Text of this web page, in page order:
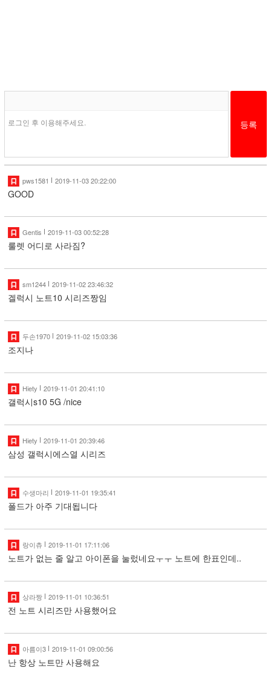
로그인 후 이용해주세요.
pws1581 2019-11-03 20:22:00
GOOD
Gentis 2019-11-03 00:52:28
룰렛 어디로 사라짐?
sm1244 2019-11-02 23:46:32
겔럭시 노트10 시리즈짱임
두손1970 2019-11-02 15:03:36
조지나
Hiety 2019-11-01 20:41:10
갤럭시s10 5G /nice
Hiety 2019-11-01 20:39:46
삼성 갤럭시에스열 시리즈
수생마리 2019-11-01 19:35:41
폴드가 아주 기대됩니다
랑이츄 2019-11-01 17:11:06
노트가 없는 줄 알고 아이폰을 눌렀네요ㅜㅜ 노트에 한표인데..
상라짱 2019-11-01 10:36:51
전 노트 시리즈만 사용했어요
아름이3 2019-11-01 09:00:56
난 항상 노트만 사용해요